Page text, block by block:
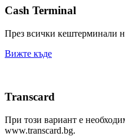
Cash Terminal
През всички кештерминали
Вижте къде
Transcard
При този вариант е
www.transcard.bg.